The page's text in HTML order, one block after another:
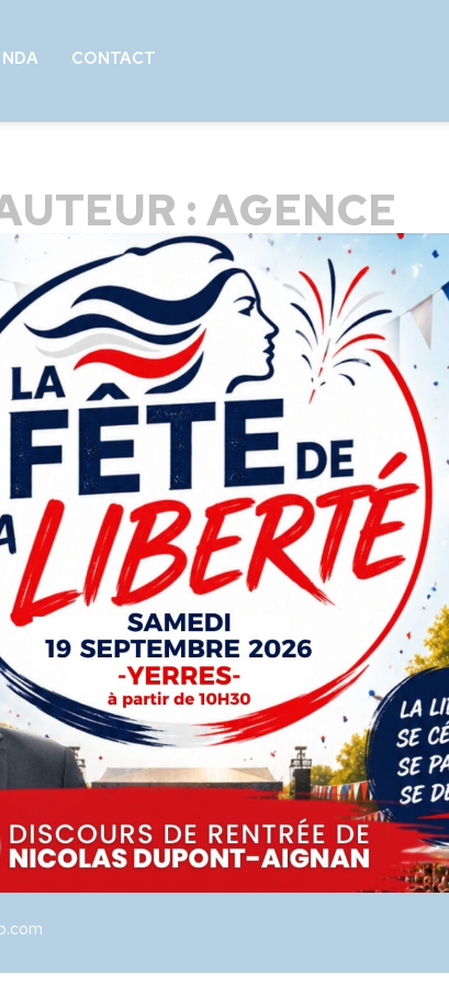
NDA CONTACT
:AGENCE
UTILES